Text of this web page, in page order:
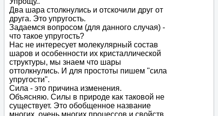
Два шара столкнулись и отскочили друг от
друга. Это упругость.
Задаемся вопросом (для данного случая) -
что такое упругость?
Нас не интересует молекулярный состав
шаров и особенности их кристаллической
структуры, мы знаем что шары
оттолкнулись. И для простоты пишем "сила
упругости".
Сила - это причина изменения.
Объясняю. Силы в природе как таковой не
существует. Это обобщенное название
многих, очень многих процессов и свойств.